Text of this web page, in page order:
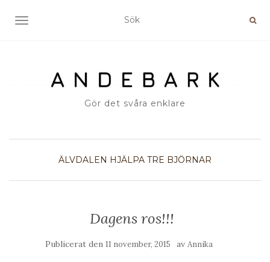
SLÅ PÅ/AV NAVIGERING
Gör det svåra enklare
ÄLVDALEN HJÄLPA TRE BJÖRNAR
Dagens ros!!!
Publicerat den 11 november, 2015 av Annika